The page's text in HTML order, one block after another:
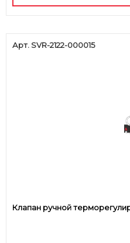
Арт. SVR-2122-000015
Клапан ручной